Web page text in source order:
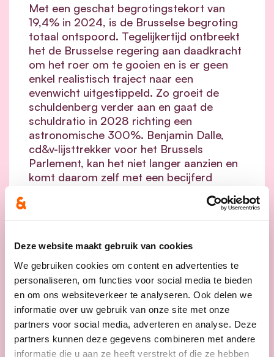
Deze website maakt gebruik van cookies
We gebruiken cookies om content en advertenties te
personaliseren, om functies voor social media te bieden
en om ons websiteverkeer te analyseren. Ook delen we
informatie over uw gebruik van onze site met onze
partners voor social media, adverteren en analyse. Deze
partners kunnen deze gegevens combineren met andere
informatie die u aan ze heeft verstrekt of die ze hebben
Met een geschat begrotingstekort van
19,4% in 2024, is de Brusselse begroting
totaal ontspoord. Tegelijkertijd ontbreekt
het de Brusselse regering aan daadkracht
om het roer om te gooien en is er geen
enkel realistisch traject naar een
evenwicht uitgestippeld. Zo groeit de
schuldenberg verder aan en gaat de
schuldratio in 2028 richting een
astronomische 300%. Benjamin Dalle,
cd&v-lijsttrekker voor het Brussels
Parlement, kan het niet langer aanzien en
komt daarom zelf met een becijferd
lees meer
BENJAMIN DALLE BIANCA DEBAETS
BEGROTING